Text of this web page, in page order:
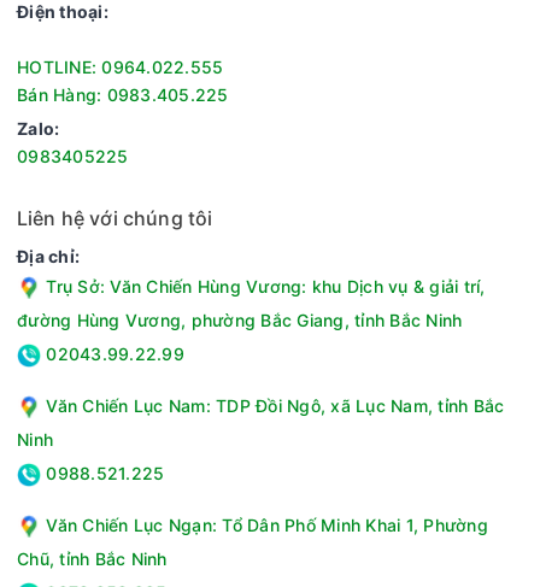
Điện thoại:
HOTLINE: 0964.022.555
Bán Hàng: 0983.405.225
Zalo:
0983405225
Liên hệ với chúng tôi
Địa chỉ:
Trụ Sở: Văn Chiến Hùng Vương: khu Dịch vụ & giải trí,
đường Hùng Vương, phường Bắc Giang, tỉnh Bắc Ninh
02043.99.22.99
Văn Chiến Lục Nam: TDP Đồi Ngô, xã Lục Nam, tỉnh Bắc
Ninh
0988.521.225
Văn Chiến Lục Ngạn: Tổ Dân Phố Minh Khai 1, Phường
Chũ, tỉnh Bắc Ninh